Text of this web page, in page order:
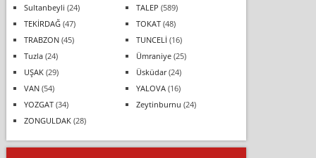
Sultanbeyli (24) TALEP (589)
TEKİRDAĞ(47) TOKAT(48)
TRABZON(45) TUNCELİ (16)
Tuzla(24) Ümraniye(25)
UŞAK(29) Üsküdar(24)
VAN(54) YALOVA(16)
YOZGAT(34) Zeytinburnu (24)
ZONGULDAK(28)